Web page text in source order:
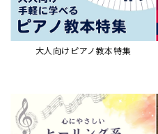
大人向けピアノ教本特集